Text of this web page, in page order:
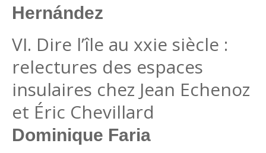
Hernández
VI. Dire l’île au xxie siècle :
relectures des espaces
insulaires chez Jean Echenoz
et Éric Chevillard
Dominique Faria